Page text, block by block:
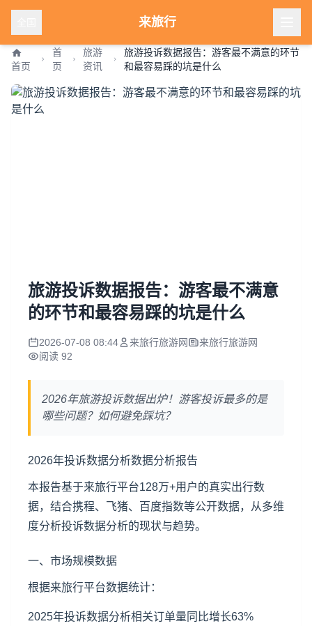
来旅行
首页
首
页
旅游
资讯
旅游投诉数据报告：游客最不满意的环节
和最容易踩的坑是什么
旅游投诉数据报告：游客最不满意
的环节和最容易踩的坑是什么
2026-07-08 08:44 来旅行旅游网
来旅行旅游网
阅读 92
2026年旅游投诉数据出炉！游客投诉最多的是
哪些问题？如何避免踩坑？
2026年投诉数据分析数据分析报告
本报告基于来旅行平台128万+用户的真实出行数
据，结合携程、飞猪、百度指数等公开数据，从多维
度分析投诉数据分析的现状与趋势。
一、市场规模数据
根据来旅行平台数据统计：
2025年投诉数据分析相关订单量同比增长63%